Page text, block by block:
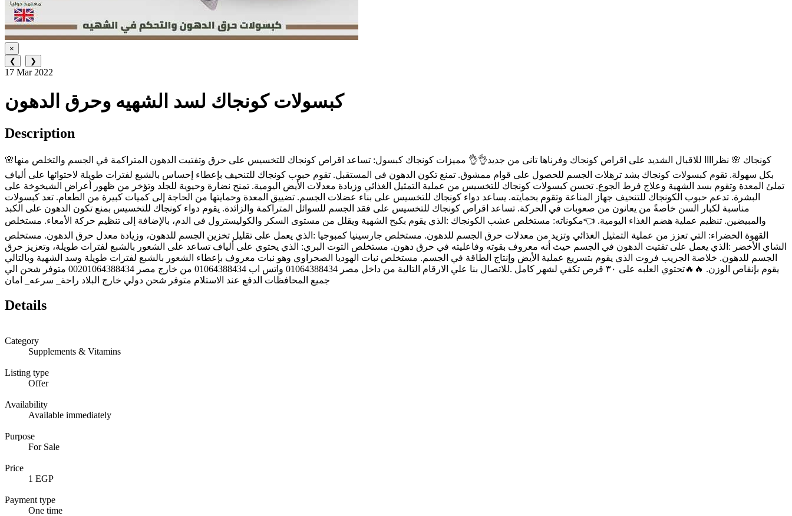
×
❮
❯
17 Mar 2022
كبسولات كونجاك لسد الشهيه وحرق الدهون
Description
🌸كونجاك 🌸 نظراااا للاقبال الشديد على اقراص كونجاك وفرناها تانى من جديد👌👌 مميزات كونجاك كبسول: تساعد اقراص كونجاك للتخسيس على حرق وتفتيت الدهون المتراكمة في الجسم والتخلص منها
بكل سهولة. تقوم كبسولات كونجاك بشد ترهلات الجسم للحصول على قوام ممشوق. تمنع تكون الدهون في المستقبل. تقوم حبوب كونجاك للتنحيف بإعطاء إحساس بالشبع لفترات طويلة لاحتوائها على ألياف
تملئ المعدة وتقوم بسد الشهية وعلاج فرط الجوع. تحسن كبسولات كونجاك للتخسيس من عملية التمثيل الغذائي وزيادة معدلات الأيض اليومية. تمنح نضارة وحيوية للجلد وتؤخر من ظهور أعراض الشيخوخة على
البشرة. تدعم حبوب الكونجاك للتنحيف جهاز المناعة وتقوم بحمايته. يساعد دواء كونجاك للتخسيس على بناء عضلات الجسم. تضييق المعدة وحمايتها من الحاجة إلى كميات كبيرة من الطعام. تعد كبسولات
مناسبة لكبار السن خاصةً من يعانون من صعوبات في الحركة. تساعد اقراص كونجاك للتخسيس على فقد الجسم للسوائل المتراكمة والزائدة. يقوم دواء كونجاك للتخسيس بمنع تكون الدهون على الكبد
والمبيضين. تنظيم عملية هضم الغذاء اليومية. 👈مكوناته: مستخلص عشب الكونجاك :الذي يقوم بكبح الشهية ويقلل من مستوى السكر والكوليسترول في الدم، بالإضافة إلى تنظيم حركة الأمعاء. مستخلص
القهوة الخضراء: التي تعزز من عملية التمثيل الغذائي وتزيد من معدلات حرق الجسم للدهون. مستخلص جارسينيا كمبوجيا :الذي يعمل على تقليل تخزين الجسم للدهون، وزيادة معدل حرق الدهون. مستخلص
الشاي الأخضر :الذي يعمل على تفتيت الدهون في الجسم حيث أنه معروف بقوته وفاعليته في حرق دهون. مستخلص التوت البري: الذي يحتوي على ألياف تساعد على الشعور بالشبع لفترات طويلة، وتعزيز حرق
الجسم للدهون. خلاصة الجريب فروت الذي يقوم بتسريع عملية الأيض وإنتاج الطاقة في الجسم. مستخلص نبات الهوديا الصحراوي وهو نبات معروف بإعطاء الشعور بالشبع لفترات طويلة وسد الشهية وبالتالي
يقوم بإنقاص الوزن. 🔥🔥تحتوي العلبه على ٣٠ قرص تكفي لشهر كامل .للاتصال بنا علي الارقام التالية من داخل مصر 01064388434 واتس اب 01064388434 من خارج مصر 00201064388434 متوفر شحن الي
جميع المحافظات الدفع عند الاستلام متوفر شحن دولي خارج البلاد راحة_ سرعه_ امان
Details
Category
Supplements & Vitamins
Listing type
Offer
Availability
Available immediately
Purpose
For Sale
Price
1 EGP
Payment type
One time